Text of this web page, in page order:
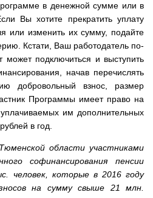
в денежной сумме или в
Вы хотите прекратить уплату
или изменить их сумму, подайте
Кстати, Ваш работодатель по-
подключиться и выступить
начав перечислять
добровольный взнос, размер
Программы имеет право на
им дополнительных
в год.
области участниками
софинансирования пенсии
человек, которые в 2016 году
на сумму свыше 21 млн.